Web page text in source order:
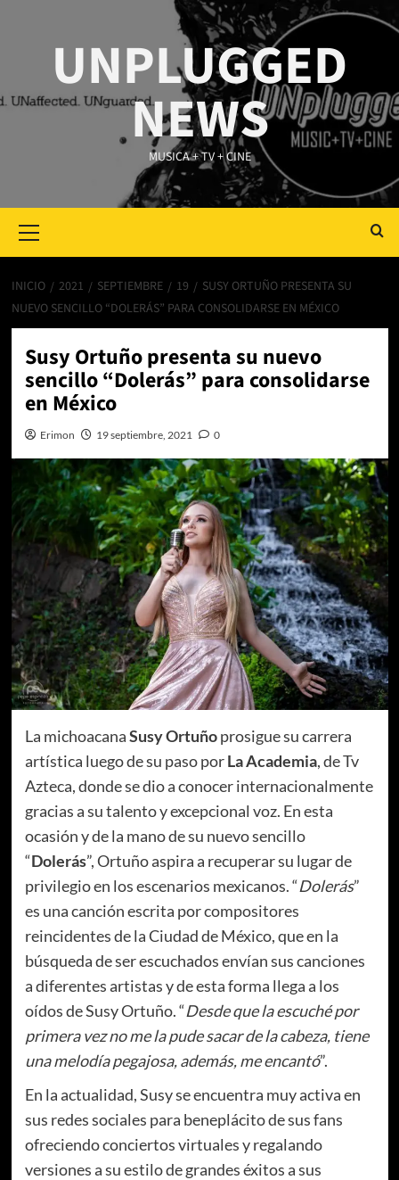
UNPLUGGED
NEWS
MUSICA + TV + CINE
Menu
INICIO 2021 SEPTIEMBRE 19
SUSY ORTUÑO PRESENTA SU
NUEVO SENCILLO “DOLERÁS” PARA CONSOLIDARSE EN MÉXICO
Susy Ortuño presenta su nuevo
sencillo “Dolerás” para consolidarse
en México
Erimon 19 septiembre, 2021 0
La michoacanaSusy Ortuñoprosigue su carrera
artística luego de su paso porLa Academia, de Tv
Azteca, donde se dio a conocer internacionalmente
gracias a su talento y excepcional voz. En esta
ocasión y de la mano de su nuevo sencillo
“Dolerás”, Ortuño aspira a recuperar su lugar de
privilegio en los escenarios mexicanos. “Dolerás”
es una canción escrita por compositores
reincidentes de la Ciudad de México, que en la
búsqueda de ser escuchados envían sus canciones
a diferentes artistas y de esta forma llega a los
oídos de Susy Ortuño. “Desde que la escuché por
primera vez no me la pude sacar de la cabeza, tiene
una melodía pegajosa, además, me encantó”.
En la actualidad, Susy se encuentra muy activa en
sus redes sociales para beneplácito de sus fans
ofreciendo conciertos virtuales y regalando
versiones a su estilo de grandes éxitos a sus